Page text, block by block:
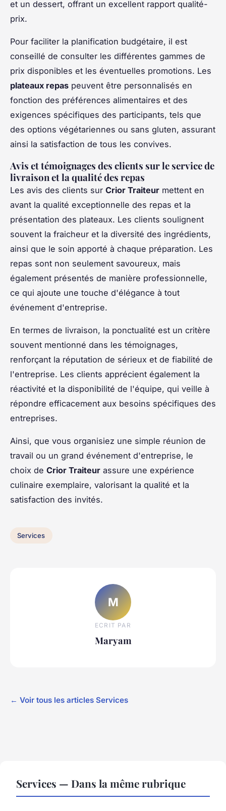
et un dessert, offrant un excellent rapport qualité-
prix.
Pour faciliter la planification budgétaire, il est
conseillé de consulter les différentes gammes de
prix disponibles et les éventuelles promotions. Les
plateaux repas peuvent être personnalisés en
fonction des préférences alimentaires et des
exigences spécifiques des participants, tels que
des options végétariennes ou sans gluten, assurant
ainsi la satisfaction de tous les convives.
Avis et témoignages des clients sur le service de
livraison et la qualité des repas
Les avis des clients sur Crior Traiteur mettent en
avant la qualité exceptionnelle des repas et la
présentation des plateaux. Les clients soulignent
souvent la fraicheur et la diversité des ingrédients,
ainsi que le soin apporté à chaque préparation. Les
repas sont non seulement savoureux, mais
également présentés de manière professionnelle,
ce qui ajoute une touche d'élégance à tout
événement d'entreprise.
En termes de livraison, la ponctualité est un critère
souvent mentionné dans les témoignages,
renforçant la réputation de sérieux et de fiabilité de
l'entreprise. Les clients apprécient également la
réactivité et la disponibilité de l'équipe, qui veille à
répondre efficacement aux besoins spécifiques des
entreprises.
Ainsi, que vous organisiez une simple réunion de
travail ou un grand événement d'entreprise, le
choix de Crior Traiteur assure une expérience
culinaire exemplaire, valorisant la qualité et la
satisfaction des invités.
Services
M
ECRIT PAR
Maryam
← Voir tous les articles Services
Services — Dans la même rubrique